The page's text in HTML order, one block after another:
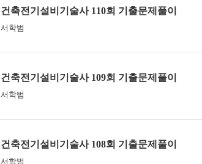
건축전기설비기술사 110회 기출문제풀이
서학범
건축전기설비기술사 109회 기출문제풀이
서학범
건축전기설비기술사 108회 기출문제풀이
서학범